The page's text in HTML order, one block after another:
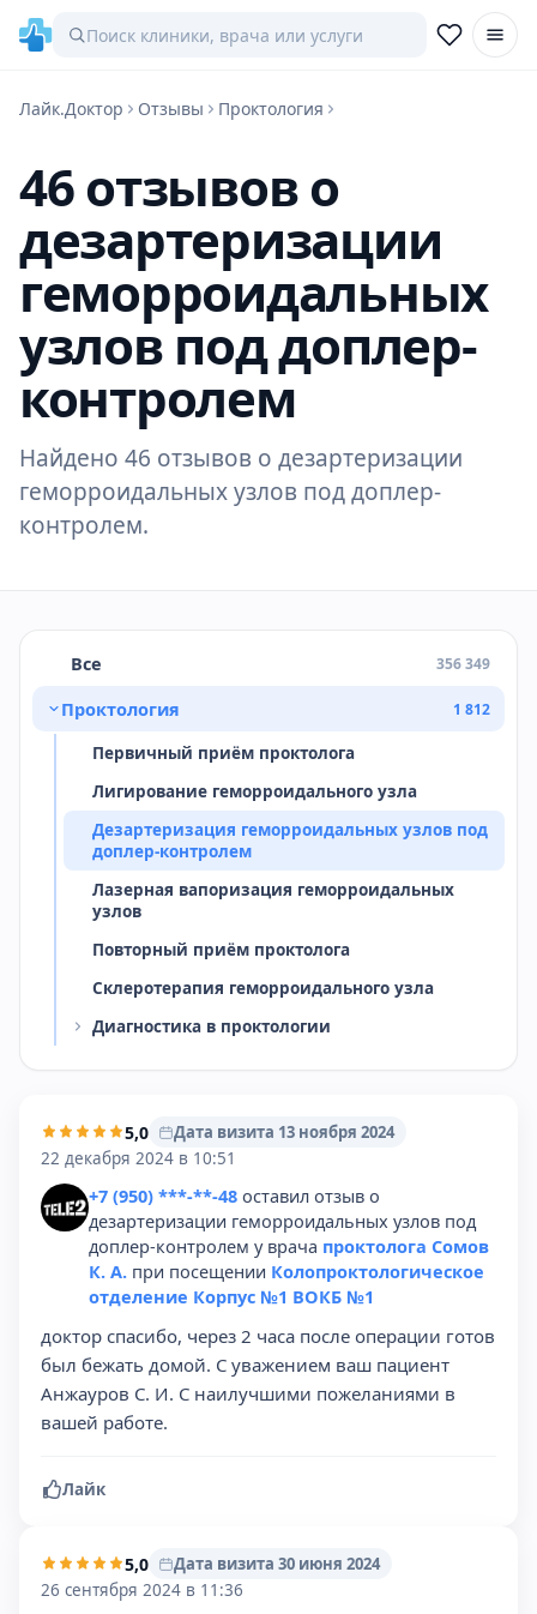
Лайк.Доктор Отзывы Проктология
46 отзывов о
дезартеризации
геморроидальных
узлов под доплер-
контролем
Найдено 46 отзывов о дезартеризации
геморроидальных узлов под доплер-
контролем.
Все 356 349
Проктология 1 812
Первичный приём проктолога
Лигирование геморроидального узла
Дезартеризация геморроидальных узлов под
доплер-контролем
Лазерная вапоризация геморроидальных
узлов
Повторный приём проктолога
Склеротерапия геморроидального узла
Диагностика в проктологии
5,0
Дата визита 13 ноября 2024
22 декабря 2024 в 10:51
+7 (950) ***-**-48 оставил отзыв о
дезартеризации геморроидальных узлов под
доплер-контролем у врача проктолога Сомов
К. А. при посещении Колопроктологическое
отделение Корпус №1 ВОКБ №1
доктор спасибо, через 2 часа после операции готов
был бежать домой. С уважением ваш пациент
Анжауров С. И. С наилучшими пожеланиями в
вашей работе.
Лайк
5,0
Дата визита 30 июня 2024
26 сентября 2024 в 11:36